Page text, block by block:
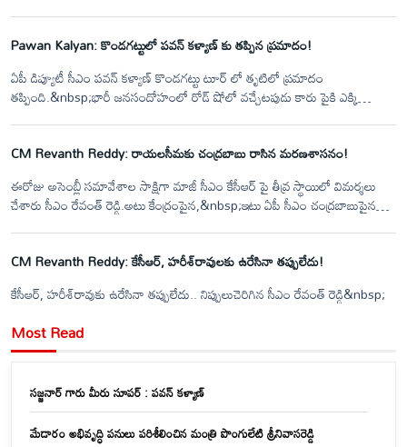
చేయబోతున్న ప్రైవేట్ డిఫెన్స్ కంపెనీని తరలిస్తామని జువ్వల దీన్నే లో ఆయన
ప్రకటించారు.. తమ సమస్యలు చెప్పుకునేందుకు వచ్చిన మత్స్యకారులతో జగన్ గంట
పాటు ముఖాముఖి మాట్లాడారు..
Pawan Kalyan: కొండగట్టులో పవన్ కళ్యాణ్ కు తప్పిన ప్రమాదం!
ఏపీ డిప్యూటీ సీఎం పవన్ కళ్యాణ్ కొండగట్టు టూర్ లో తృటిలో ప్రమాదం
తప్పింది.&nbsp;భారీ జనసందోహంలో రోడ్ షోలో వచ్చేటపుడు కారు పైకి ఎక్కి
వెంటనే&nbsp;కారుపైన ఉన్నపవన్ పడుకుని తప్పుకోవడంతో తృటిలో ప్రమాదం
తప్పింది.&nbsp;
CM Revanth Reddy: రాయలసీమకు చంద్రబాబు రాసిన మరణశాసనం!
ఈరోజు అసెంబ్లీ సమావేశాల సాక్షిగా మాజీ సీఎం కేసీఆర్ పై తీవ్ర స్థాయిలో విమర్శలు
చేశారు సీఎం రేవంత్ రెడ్డి.అటు కేంద్రంపైన,&nbsp;ఇటు ఏపీ సీఎం చంద్రబాబుపైన
CM Revanth Reddy: కేసీఆర్, హరీశ్‌రావులకు ఉరేసినా తప్పులేదు!
కేసీఆర్, హరీశ్‌రావుకు ఉరేసినా తప్పులేదు.. నిప్పులుచెరిగిన సీఎం రేవంత్ రెడ్డి&nbsp;
Most Read
సజ్జనార్ గారు మీరు సూపర్ : పవన్ కళ్యాణ్
మేడారం అభివృద్ధి పనులు పరిశీలించిన మంత్రి పొంగులేటి శ్రీనివాసరెడ్డి